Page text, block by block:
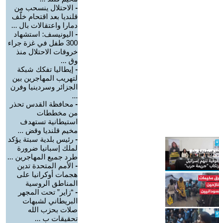
- الاحتلال ينسحب من
قلنديا بعد اقتحام خلّف
دمارا واعتقالات بال ...
- اليونيسف: استشهاد
300 طفل في غزة جراء
خروقات الاحتلال منذ
وق ...
- إيطاليا تفكك شبكة
لتهريب المهاجرين بين
الجزائر وسردينيا وفرن
...
- محافظة القدس تحذر
من مخططات
استيطانية تستهدف
مخيم قلنديا وقض ...
- رئيس بلدية سبتة يؤكد
لملك إسبانيا ضرورة
طرد جميع المهاجرين ...
- الأمم المتحدة تدين
هجمات أوكرانيا على
المناطق الروسية
- “زاير” تحت المجهر
البريطاني لشبهات
صلات بحزب الله
تحقيقات ب ...